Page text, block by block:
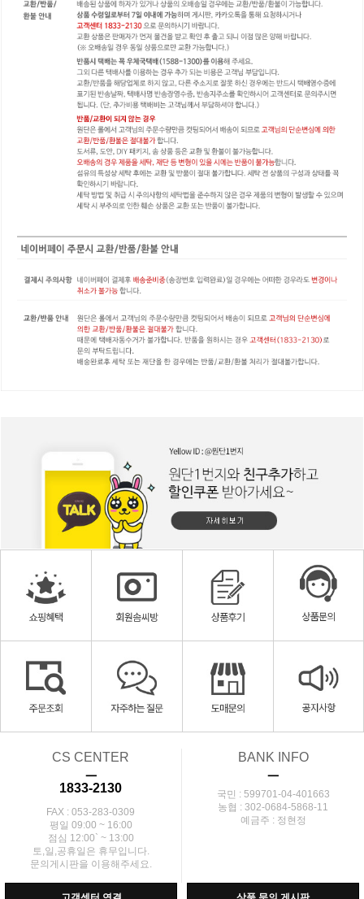
CS CENTER
ㅡ
1833-2130
FAX : 053-283-0309
평일 09:00 ~ 16:00
점심 12:00` ~ 13:00
토,일,공휴일은 휴무입니다.
문의게시판을 이용해주세요.
BANK INFO
ㅡ
국민 : 599701-04-401663
농협 : 302-0684-5868-11
예금주 : 정현정